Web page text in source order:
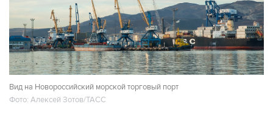
Вид на Новороссийский морской торговый порт
Фото: Алексей Зотов/ТАСС